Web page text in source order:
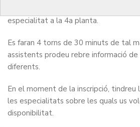
especialitat a la 4a planta.
Es faran 4 torns de 30 minuts de tal
assistents prodeu rebre informació
diferents.
En el moment de la inscripció,
les especialitats sobre les quals us
disponibilitat.